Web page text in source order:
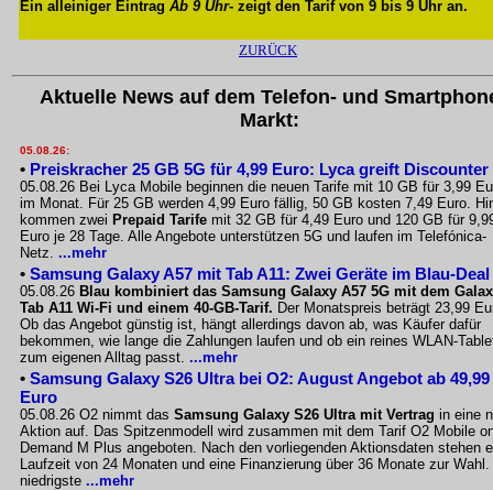
Ein alleiniger Eintrag Ab 9 Uhr- zeigt den Tarif von 9 bis 9 Uhr an.
ZURÜCK
Aktuelle News auf dem Telefon- und
Markt:
05.08.26:
• Preiskracher 25 GB 5G für 4,99 Euro: Lyca greift Discounter
05.08.26 Bei Lyca Mobile beginnen die neuen Tarife mit 10 GB für 3,99
im Monat. Für 25 GB werden 4,99 Euro fällig, 50 GB kosten 7,49 Euro.
kommen zwei Prepaid Tarife mit 32 GB für 4,49 Euro und 120 GB für
Euro je 28 Tage. Alle Angebote unterstützen 5G und laufen im Telefónica-
Netz. ...mehr
• Samsung Galaxy A57 mit Tab A11: Zwei Geräte im Blau-Deal
05.08.26 Blau kombiniert das Samsung Galaxy A57 5G mit dem
Tab A11 Wi-Fi und einem 40-GB-Tarif. Der Monatspreis beträgt 23,99
Ob das Angebot günstig ist, hängt allerdings davon ab, was Käufer dafür
bekommen, wie lange die Zahlungen laufen und ob ein reines WLAN-
zum eigenen Alltag passt. ...mehr
• Samsung Galaxy S26 Ultra bei O2: August Angebot ab 49,99
Euro
05.08.26 O2 nimmt das Samsung Galaxy S26 Ultra mit Vertrag in eine
Aktion auf. Das Spitzenmodell wird zusammen mit dem Tarif O2 Mobile
Demand M Plus angeboten. Nach den vorliegenden Aktionsdaten stehen
Laufzeit von 24 Monaten und eine Finanzierung über 36 Monate zur Wahl.
niedrigste ...mehr